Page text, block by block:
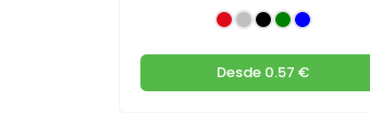
Desde 0.57 €